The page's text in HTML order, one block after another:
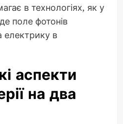
в технологіях, як у
поле фотонів
електрику в
аспекти
на два